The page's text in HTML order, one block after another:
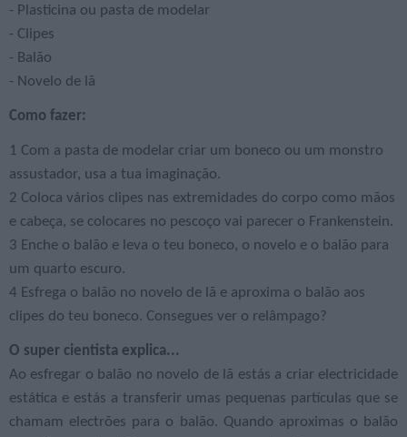
- Plasticina ou pasta de modelar
- Clipes
- Balão
- Novelo de lã
Como fazer:
1 Com a pasta de modelar criar um boneco ou um monstro
assustador, usa a tua imaginação.
2 Coloca vários clipes nas extremidades do corpo como mãos
e cabeça, se colocares no pescoço vai parecer o Frankenstein.
3 Enche o balão e leva o teu boneco, o novelo e o balão para
um quarto escuro.
4 Esfrega o balão no novelo de lã e aproxima o balão aos
clipes do teu boneco. Consegues ver o relâmpago?
O super cientista explica...
Ao esfregar o balão no novelo de lã estás a criar electricidade
estática e estás a transferir umas pequenas partículas que se
chamam electrões para o balão. Quando aproximas o balão